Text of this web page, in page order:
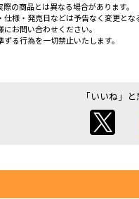
の商品とは異なる場合があります。
様・発売日などは予告なく変更とな
お問い合わせください。
る行為を一切禁止いたします。
「いいね」